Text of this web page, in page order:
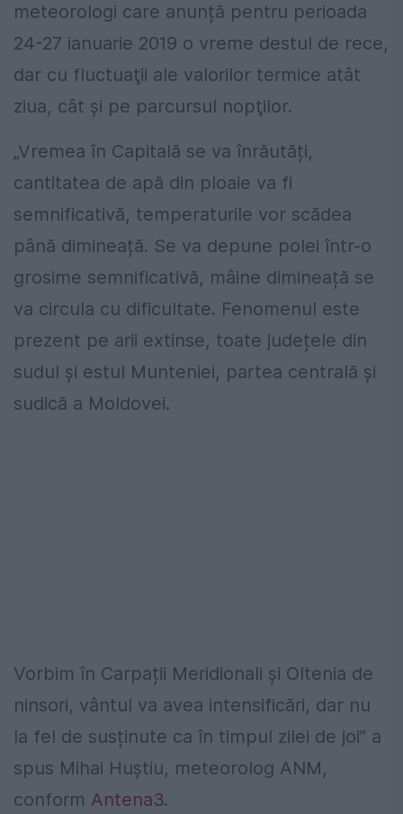
meteorologi care anunță pentru perioada
24-27 ianuarie 2019 o vreme destul de rece,
dar cu fluctuaţii ale valorilor termice atât
ziua, cât şi pe parcursul nopţilor.
„Vremea în Capitală se va înrăutăți,
cantitatea de apă din ploaie va fi
semnificativă, temperaturile vor scădea
până dimineață. Se va depune polei într-o
grosime semnificativă, mâine dimineață se
va circula cu dificultate. Fenomenul este
prezent pe arii extinse, toate județele din
sudul și estul Munteniei, partea centrală și
sudică a Moldovei.
Vorbim în Carpații Meridionali și Oltenia de
ninsori, vântul va avea intensificări, dar nu
la fel de susținute ca în timpul zilei de joi” a
spus Mihai Huștiu, meteorolog ANM,
conform Antena3.